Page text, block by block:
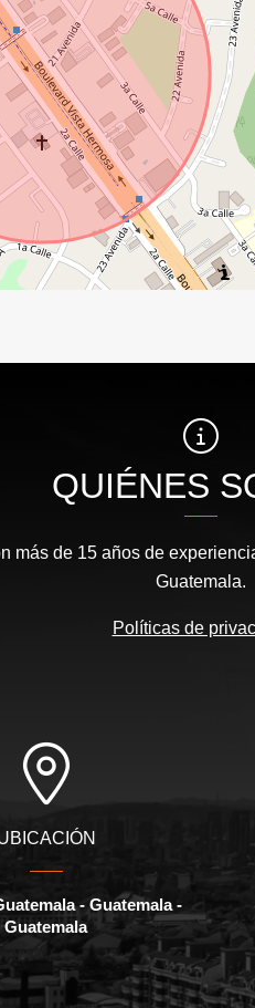
QUIÉNES
más de 15 años de
Guatemala.
Políticas de
- Guatemala -
Guatemala